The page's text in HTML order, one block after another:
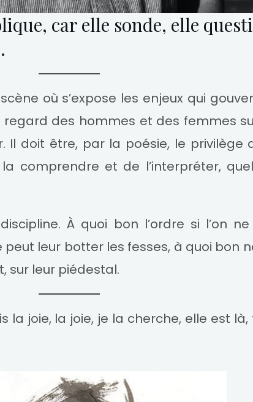
car elle sonde, elle
où s’expose les enjeux qui
regard des hommes et des femmes
Il doit être, par la poésie, le
comprendre et de l’interpréter,
À quoi bon l’ordre si l’on
leur botter les fesses, à quoi bon
sur leur piédestal.
la joie, la joie, je la cherche, elle est